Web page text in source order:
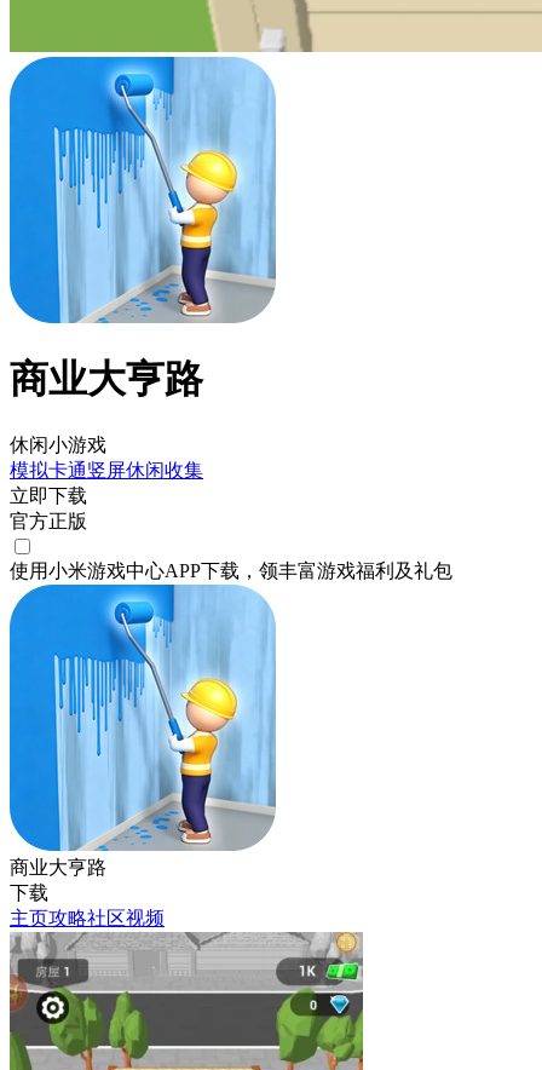
商业大亨路
休闲小游戏
模拟卡通竖屏休闲收集
立即下载
官方正版
使用小米游戏中心APP下载 ，领丰富游戏福利 及礼包
商业大亨路
下载
主页攻略社区视频